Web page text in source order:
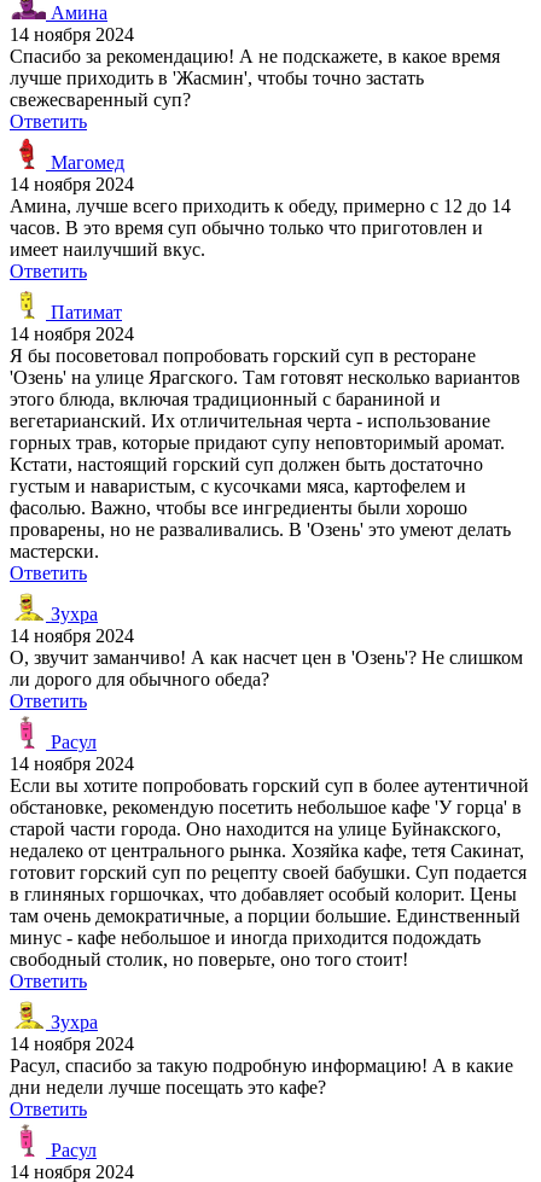
Амина
14 ноября 2024
Спасибо за рекомендацию! А не подскажете, в какое время
лучше приходить в 'Жасмин', чтобы точно застать
свежесваренный суп?
Ответить
Магомед
14 ноября 2024
Амина, лучше всего приходить к обеду, примерно с 12 до 14
часов. В это время суп обычно только что приготовлен и
имеет наилучший вкус.
Ответить
Патимат
14 ноября 2024
Я бы посоветовал попробовать горский суп в ресторане
'Озень' на улице Ярагского. Там готовят несколько вариантов
этого блюда, включая традиционный с бараниной и
вегетарианский. Их отличительная черта - использование
горных трав, которые придают супу неповторимый аромат.
Кстати, настоящий горский суп должен быть достаточно
густым и наваристым, с кусочками мяса, картофелем и
фасолью. Важно, чтобы все ингредиенты были хорошо
проварены, но не разваливались. В 'Озень' это умеют делать
мастерски.
Ответить
Зухра
14 ноября 2024
О, звучит заманчиво! А как насчет цен в 'Озень'? Не слишком
ли дорого для обычного обеда?
Ответить
Расул
14 ноября 2024
Если вы хотите попробовать горский суп в более аутентичной
обстановке, рекомендую посетить небольшое кафе 'У горца' в
старой части города. Оно находится на улице Буйнакского,
недалеко от центрального рынка. Хозяйка кафе, тетя Сакинат,
готовит горский суп по рецепту своей бабушки. Суп подается
в глиняных горшочках, что добавляет особый колорит. Цены
там очень демократичные, а порции большие. Единственный
минус - кафе небольшое и иногда приходится подождать
свободный столик, но поверьте, оно того стоит!
Ответить
Зухра
14 ноября 2024
Расул, спасибо за такую подробную информацию! А в какие
дни недели лучше посещать это кафе?
Ответить
Расул
14 ноября 2024